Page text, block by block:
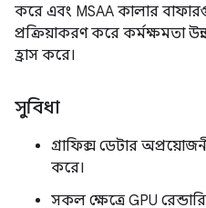
করে এবং MSAA কালার
প্রক্রিয়াকরণ করে কর্মক্ষমতা
হ্রাস করে।
সুবিধা
গ্রাফিক্স ডেটার
করে।
সকল ক্ষেত্রে GPU